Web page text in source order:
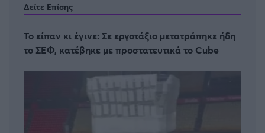
Δείτε Επίσης
Το είπαν κι έγινε: Σε εργοτάξιο μετατράπηκε ήδη
το ΣΕΦ, κατέβηκε με προστατευτικά το Cube